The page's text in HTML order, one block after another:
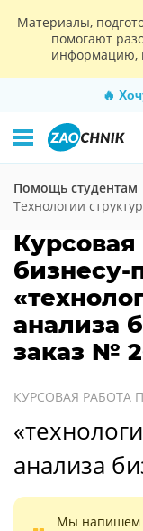
Материалы,
помогают
информацию,
🔥
Помощь студентам
Технологии
Курсовая
бизнесу-
анализа
заказ №
КУРСОВАЯ РАБОТА
анализа
Мы напишем